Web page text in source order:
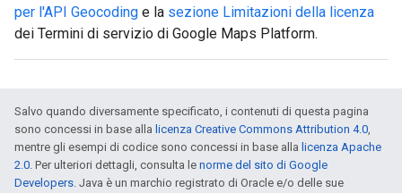
per l'API Geocoding e la sezione Limitazioni della licenza
dei Termini di servizio di Google Maps Platform.
Salvo quando diversamente specificato, i contenuti di questa pagina
sono concessi in base alla licenza Creative Commons Attribution 4.0,
mentre gli esempi di codice sono concessi in base alla licenza Apache
2.0. Per ulteriori dettagli, consulta le norme del sito di Google
Developers. Java è un marchio registrato di Oracle e/o delle sue